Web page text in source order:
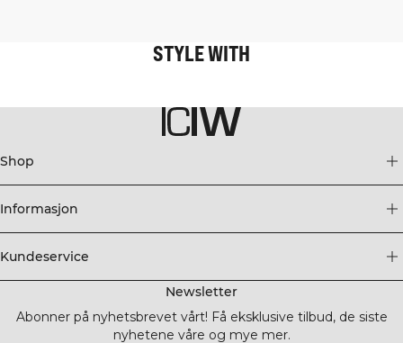
STYLE WITH
Shop
Informasjon
Kundeservice
Newsletter
Abonner på nyhetsbrevet vårt! Få eksklusive tilbud, de siste
nyhetene våre og mye mer.